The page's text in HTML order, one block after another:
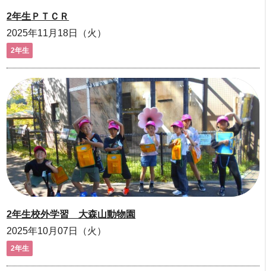
2年生ＰＴＣＲ
2025年11月18日（火）
2年生
2年生校外学習 大森山動物園
2025年10月07日（火）
2年生